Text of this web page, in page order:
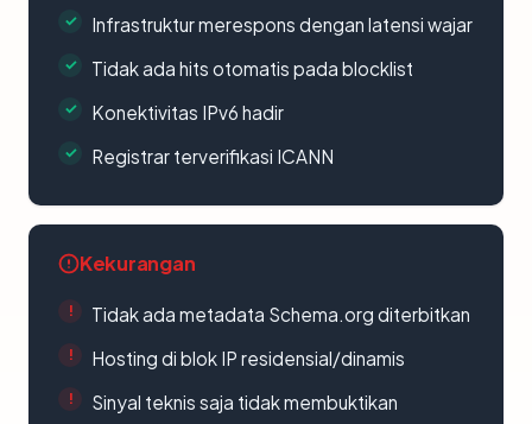
Infrastruktur merespons dengan latensi wajar
Tidak ada hits otomatis pada blocklist
Konektivitas IPv6 hadir
Registrar terverifikasi ICANN
Kekurangan
Tidak ada metadata Schema.org diterbitkan
Hosting di blok IP residensial/dinamis
Sinyal teknis saja tidak membuktikan